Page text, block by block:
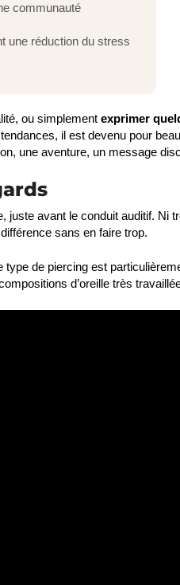
communauté
une réduction du stress
ou simplement exprimer
il est devenu pour
une aventure, un message
juste avant le conduit auditif. Ni
sans en faire trop.
type de piercing est
d’oreille très